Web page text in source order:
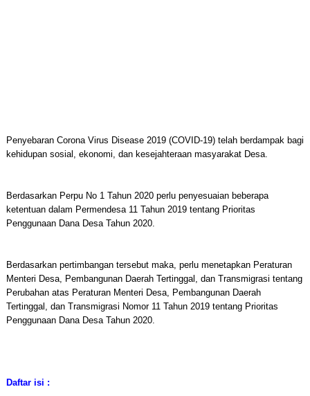
Penyebaran Corona Virus Disease 2019 (COVID-19) telah berdampak bagi
kehidupan sosial, ekonomi, dan kesejahteraan masyarakat Desa.
Berdasarkan Perpu No 1 Tahun 2020 perlu penyesuaian beberapa
ketentuan dalam Permendesa 11 Tahun 2019 tentang Prioritas
Penggunaan Dana Desa Tahun 2020.
Berdasarkan pertimbangan tersebut maka, perlu menetapkan Peraturan
Menteri Desa, Pembangunan Daerah Tertinggal, dan Transmigrasi tentang
Perubahan atas Peraturan Menteri Desa, Pembangunan Daerah
Tertinggal, dan Transmigrasi Nomor 11 Tahun 2019 tentang Prioritas
Penggunaan Dana Desa Tahun 2020.
Daftar isi :